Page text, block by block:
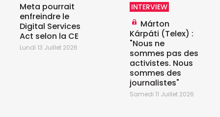
Meta pourrait
enfreindre le
Digital Services
Act selon la CE
Lundi 13 Juillet 2026
INTERVIEW
Márton
Kárpáti (Telex) :
"Nous ne
sommes pas des
activistes. Nous
sommes des
journalistes"
Samedi 11 Juillet 2026